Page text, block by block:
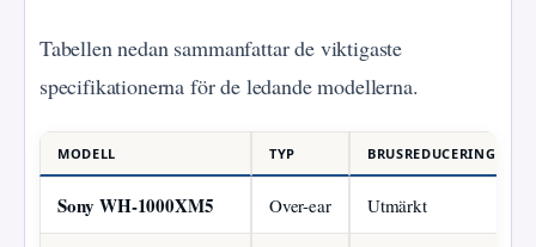
Tabellen nedan sammanfattar de viktigaste
specifikationerna för de ledande modellerna.
MODELL TYP BRUSREDUCERING
Sony WH-1000XM5 Over-ear Utmärkt